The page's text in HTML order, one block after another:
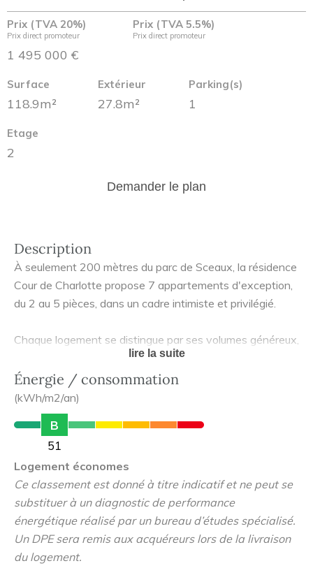
Prix (TVA 20%)
Prix direct promoteur
1 495 000 €
Prix (TVA 5.5%)
Prix direct promoteur
Surface
118.9m²
Extérieur
27.8m²
Parking(s)
1
Etage
2
Demander le plan
Description
À seulement 200 mètres du parc de Sceaux, la résidence
Cour de Charlotte propose 7 appartements d'exception,
du 2 au 5 pièces, dans un cadre intimiste et privilégié.
Chaque logement se distingue par ses volumes généreux,
ses belles hauteurs sous plafond et ses larges
ouvertures, inondant les pièces à vivre de lumière
naturelle.
En rez-de-chaussée, de charmants jardins privatifs
prolongent les espaces intérieurs, tandis que les étages
bénéficient de grandes terrasses, offrant un véritable
havre de paix.
Un parking en sous-sol privatif et un local à vélos
sécurisé facilitent le quotidien.
lire la suite
Énergie / consommation
(kWh/m2/an)
B
51
Logement économes
Ce classement est donné à titre indicatif et ne peut se
substituer à un diagnostic de performance
énergétique réalisé par un bureau d’études spécialisé.
Un DPE sera remis aux acquéreurs lors de la livraison
du logement.